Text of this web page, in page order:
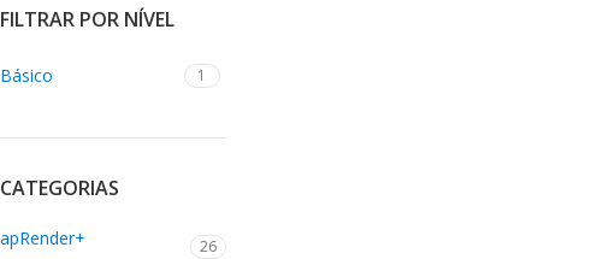
FILTRAR POR NÍVEL
Básico 1
CATEGORIAS
apRender+ 26